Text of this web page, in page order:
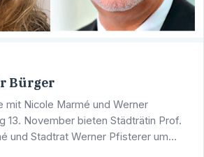
Bürger
mit Nicole Marmé und Werner
13. November bieten Städträtin Prof.
und Stadtrat Werner Pfisterer um